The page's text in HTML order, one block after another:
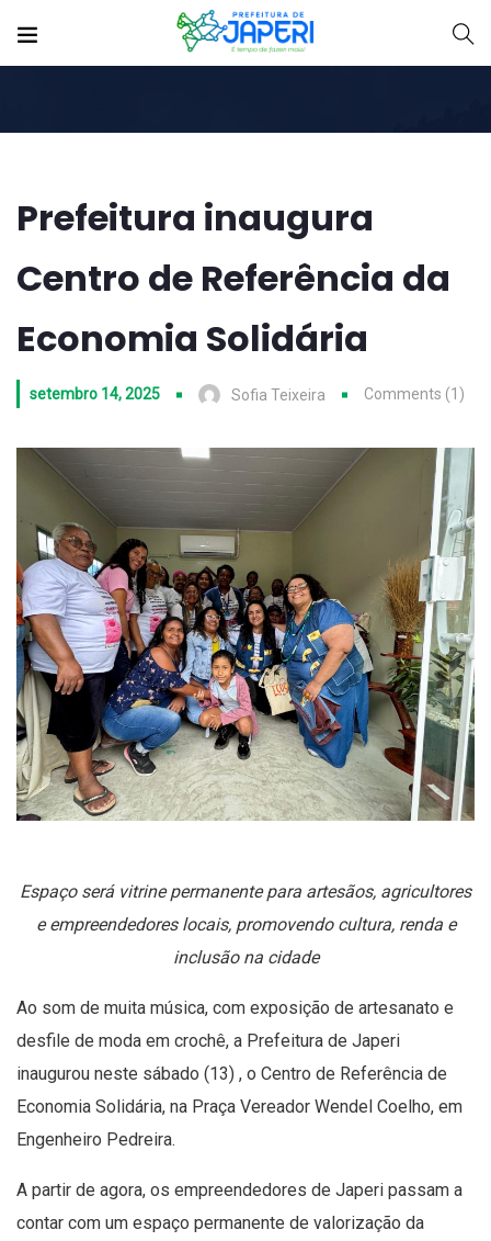
Prefeitura inaugura
Centro de Referência da
Economia Solidária
setembro 14, 2025 Sofia Teixeira Comments (1)
Espaço será vitrine permanente para artesãos, agricultores
e empreendedores locais, promovendo cultura, renda e
inclusão na cidade
Ao som de muita música, com exposição de artesanato e
desfile de moda em crochê, a Prefeitura de Japeri
inaugurou neste sábado (13) , o Centro de Referência de
Economia Solidária, na Praça Vereador Wendel Coelho, em
Engenheiro Pedreira.
A partir de agora, os empreendedores de Japeri passam a
contar com um espaço permanente de valorização da